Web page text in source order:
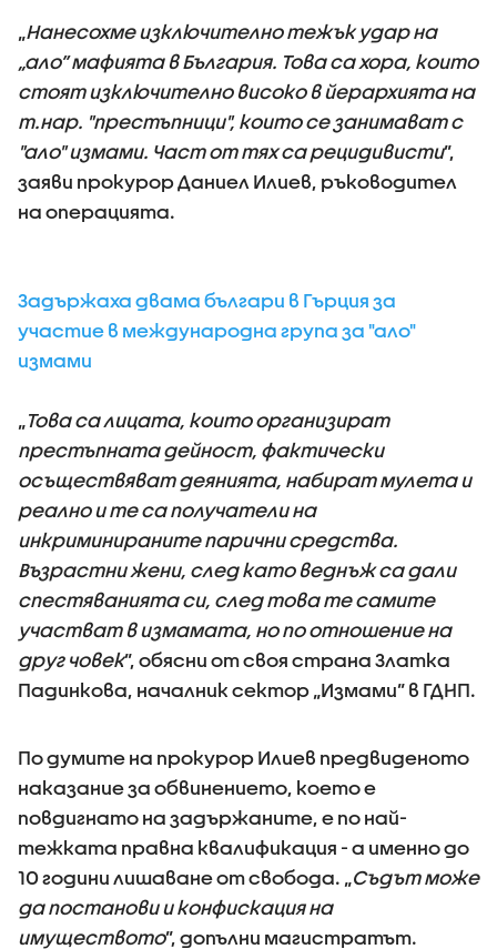
„Нанесохме изключително тежък удар на
„ало” мафията в България. Това са хора, които
стоят изключително високо в йерархията на
т.нар. "престъпници", които се занимават с
"ало" измами. Част от тях са рецидивисти”,
заяви прокурор Даниел Илиев, ръководител
на операцията.
Задържаха двама българи в Гърция за
участие в международна група за "ало"
измами
„Това са лицата, които организират
престъпната дейност, фактически
осъществяват деянията, набират мулета и
реално и те са получатели на
инкриминираните парични средства.
Възрастни жени, след като веднъж са дали
спестяванията си, след това те самите
участват в измамата, но по отношение на
друг човек”, обясни от своя страна Златка
Падинкова, началник сектор „Измами” в ГДНП.
По думите на прокурор Илиев предвиденото
наказание за обвинението, което е
повдигнато на задържаните, е по най-
тежката правна квалификация - а именно до
10 години лишаване от свобода. „Съдът може
да постанови и конфискация на
имуществото”, допълни магистратът.